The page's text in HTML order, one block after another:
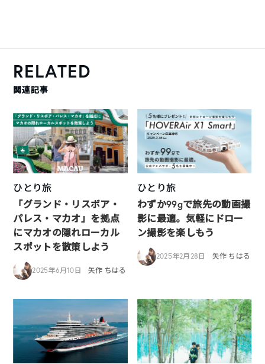
RELATED
関連記事
ひとり旅
「グランド・リスボア・
パレス・マカオ」を拠点
にマカオの隠れローカル
スポットを散策しよう
2025年6月10日 矢作 ちはる
ひとり旅
わずか99gで旅先の動画撮
影に最適。気軽にドロー
ン撮影を楽しもう
2025年2月28日 矢作 ちはる